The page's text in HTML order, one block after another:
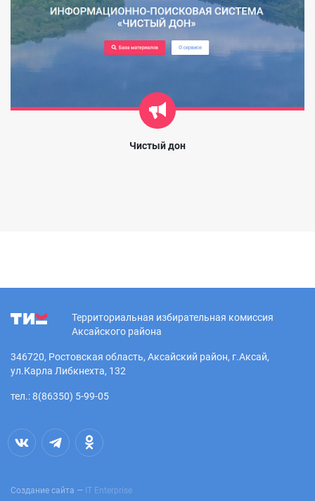
Чистый дон
Территориальная избирательная комиссия
Аксайского района
346720, Ростовская область, Аксайский район, г.Аксай,
ул.Карла Либкнехта, 132
тел.: 8(86350) 5-99-05
Создание сайта — IT Enterprise